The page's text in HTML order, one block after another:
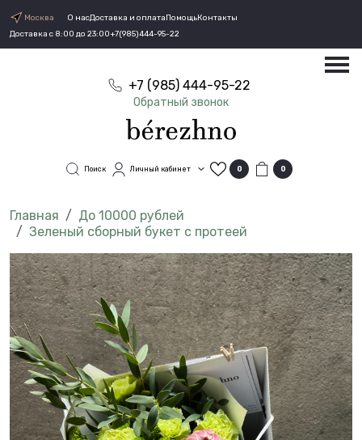
Москва О насДоставка и оплатаПомощьКонтакты
Доставка с 8:00 до 23:00+7(985)444-95-22
+7 (985) 444-95-22
Обратный звонок
Поиск Личный кабинет 0 0
До 10000 рублей
Зеленый сборный букет с протеей